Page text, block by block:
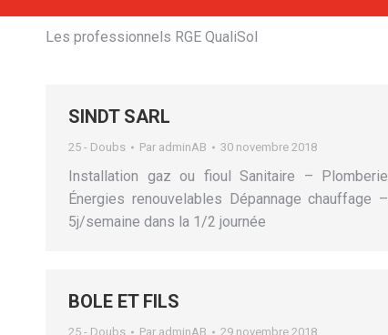
Les professionnels RGE QualiSol
SINDT SARL
25 - Doubs Par adminAB 30 novembre 2018
Installation gaz ou fioul Sanitaire – Plomberie
Énergies renouvelables Dépannage chauffage –
5j/semaine dans la 1/2 journée
BOLE ET FILS
25 - Doubs Par adminAB 29 novembre 2018